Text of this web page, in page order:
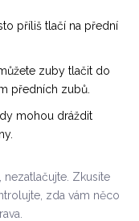
příliš tlačí na přední
zuby tlačit do
předních zubů.
mohou dráždit
Zkusíte
zda vám něco